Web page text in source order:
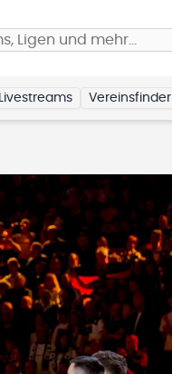
Ligen und mehr…
Livestreams Vereinsfinder